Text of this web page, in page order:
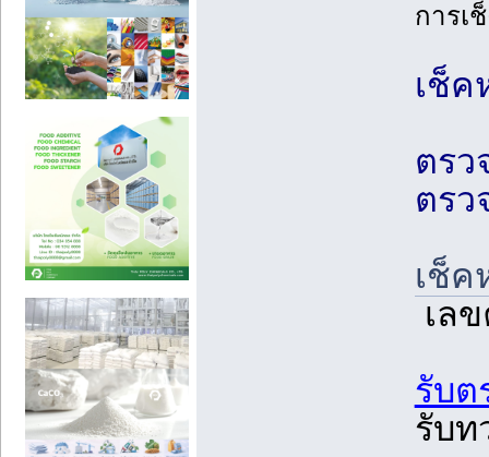
การเ
เช็ค
ตรว
ตรว
เช็ค
เล
รับ
รับท